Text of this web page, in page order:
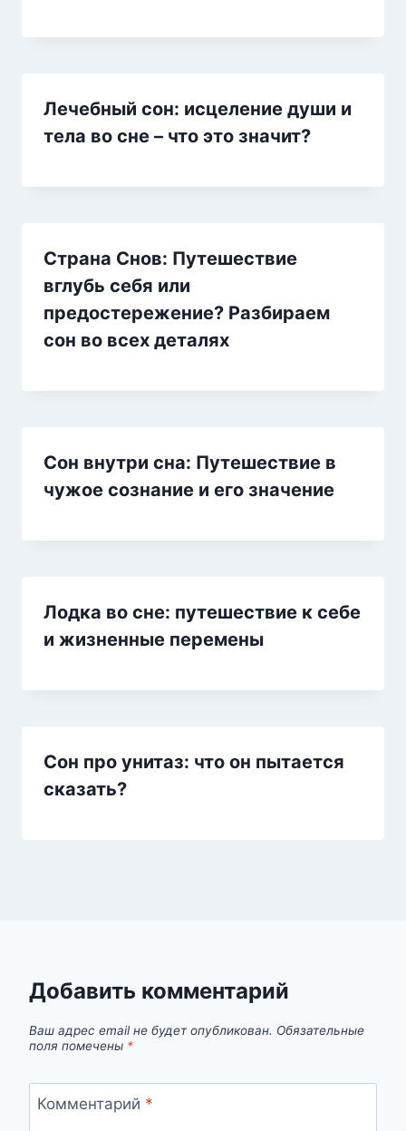
Лечебный сон: исцеление души и
тела во сне – что это значит?
Страна Снов: Путешествие
вглубь себя или
предостережение? Разбираем
сон во всех деталях
Сон внутри сна: Путешествие в
чужое сознание и его значение
Лодка во сне: путешествие к себе
и жизненные перемены
Сон про унитаз: что он пытается
сказать?
Добавить комментарий
Ваш адрес email не будет опубликован. Обязательные
поля помечены *
Комментарий *